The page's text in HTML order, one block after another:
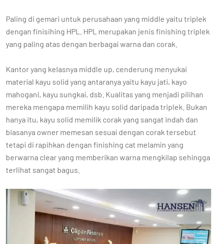
Paling di gemari untuk perusahaan yang middle yaitu triplek
dengan finisihing HPL. HPL merupakan jenis finishing triplek
yang paling atas dengan berbagai warna dan corak.
Kantor yang kelasnya middle up, cenderung menyukai
material kayu solid yang antaranya yaitu kayu jati, kayo
mahogani, kayu sungkai, dsb. Kualitas yang menjadi pilihan
mereka mengapa memilih kayu solid daripada triplek. Bukan
hanya itu, kayu solid memilik corak yang sangat indah dan
biasanya owner memesan sesuai dengan corak tersebut
tetapi di rapihkan dengan finishing cat melamin yang
berwarna clear yang memberikan warna mengkilap sehingga
terlihat sangat bagus.